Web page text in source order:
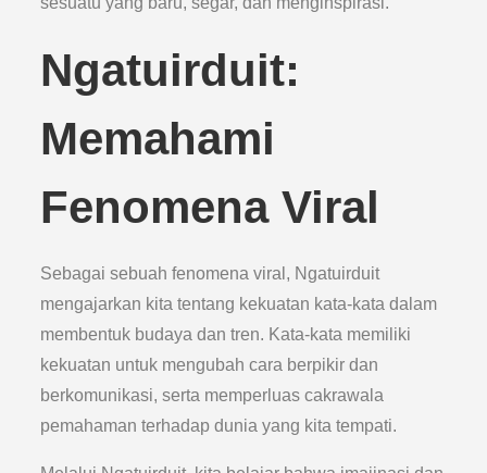
Ngatuirduit:
Memahami
Fenomena Viral
Sebagai sebuah fenomena viral, Ngatuirduit
mengajarkan kita tentang kekuatan kata-kata dalam
membentuk budaya dan tren. Kata-kata memiliki
kekuatan untuk mengubah cara berpikir dan
berkomunikasi, serta memperluas cakrawala
pemahaman terhadap dunia yang kita tempati.